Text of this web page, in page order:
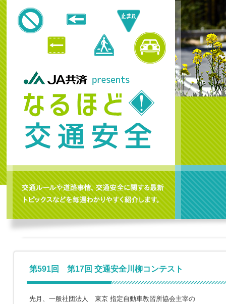
第591回 第17回 交通安全川柳コンテスト
先月、一般社団法人 東京 指定自動車教習所協会主宰の